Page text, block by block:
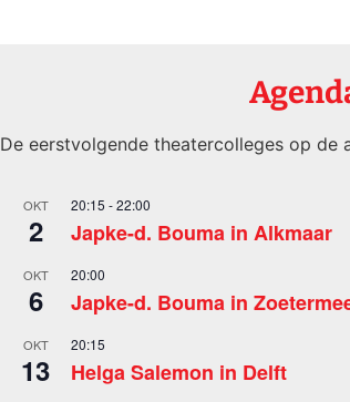
De eerstvolgende theatercolleges op de
OKT
2
20:15 -22:00
Japke-d. Bouma in Alkmaar
OKT
6
20:00
Japke-d. Bouma in
OKT
13
20:15
Helga Salemon in Delft